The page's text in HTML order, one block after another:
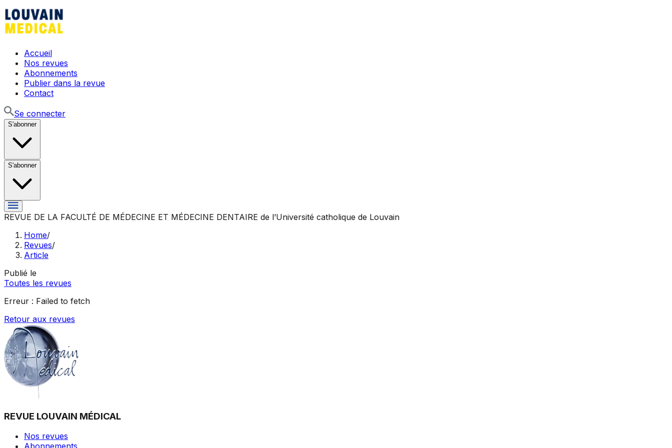
Accueil
Nos revues
Abonnements
Publier dans la revue
Contact
Se connecter
S'abonner
S'abonner
REVUE DE LA FACULTÉ DE MÉDECINE ET MÉDECINE DENTAIRE de l’Université catholique de Louvain
Home/
Revues/
Article
Publié le
Toutes les revues
Erreur : Failed to fetch
Retour aux revues
REVUE LOUVAIN MÉDICAL
Nos revues